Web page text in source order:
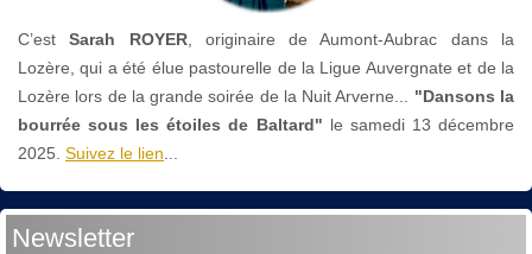
C’estSarah ROYER, originaire de Aumont-Aubrac dans la
Lozère, qui a été élue pastourelle de la Ligue Auvergnate et de la
Lozère lors de la grande soirée de la Nuit Arverne...
"Dansons la
bourrée sous les étoiles de Baltard" le samedi 13 décembre
2025. Suivez le lien
Newsletter